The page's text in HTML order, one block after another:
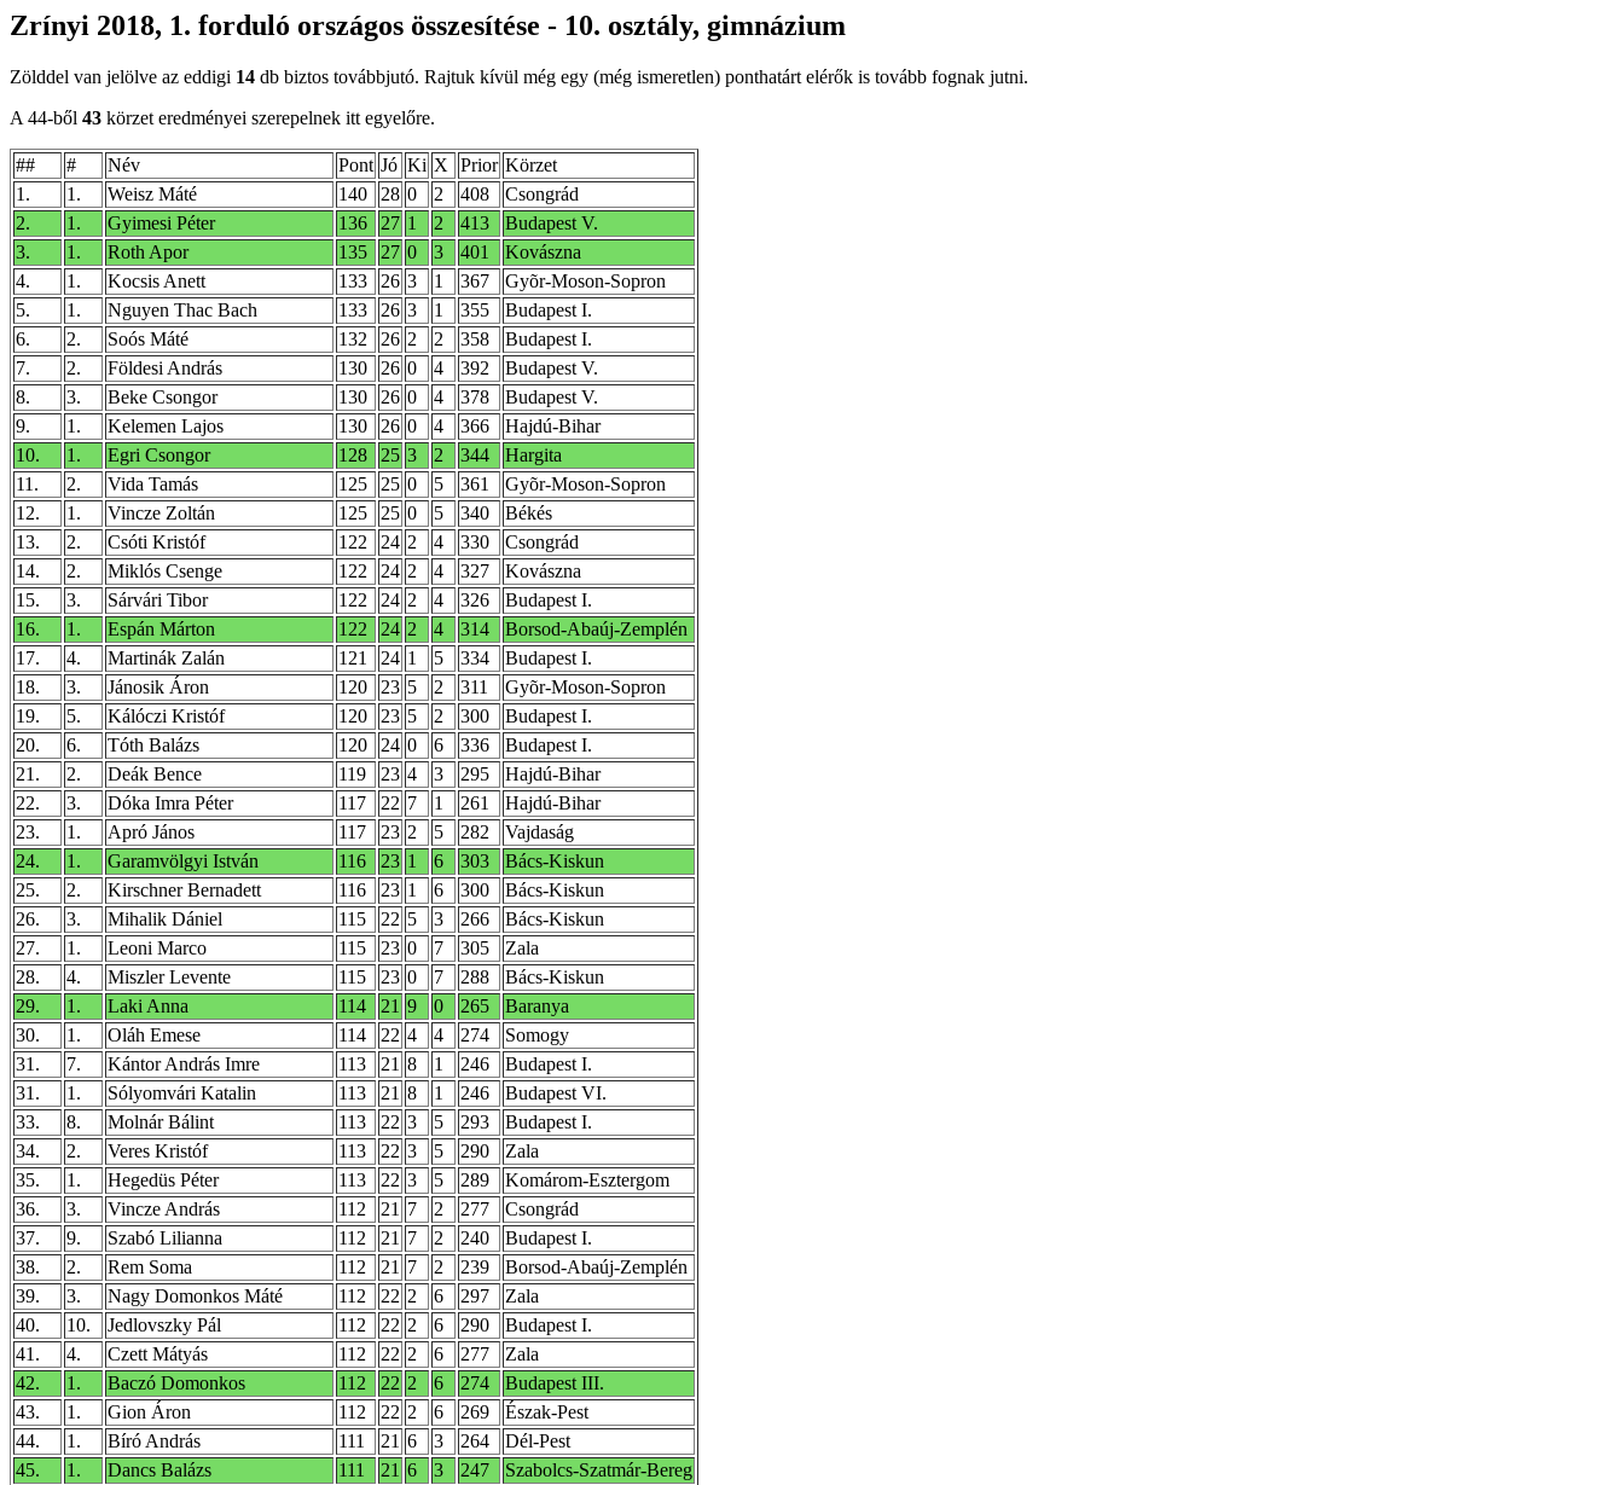
Zrínyi 2018, 1. forduló országos összesítése - 10. osztály, gimnázium
Zölddel van jelölve az eddigi 14 db biztos továbbjutó. Rajtuk kívül még egy (még ismeretlen) ponthatárt elérők is tovább fognak jutni.
A 44-ből 43 körzet eredményei szerepelnek itt egyelőre.
## # Név Pont Jó Ki X Prior Körzet
1.
1. Weisz Máté 140 28 0 2 408
Csongrád
2.
1. Gyimesi Péter 136 27 1 2 413
Budapest V.
3.
1. Roth Apor 135 27 0 3 401
Kovászna
4.
1. Kocsis Anett 133 26 3 1 367
Gyõr-Moson-Sopron
5.
1. Nguyen Thac Bach 133 26 3 1 355
Budapest I.
6.
2. Soós Máté 132 26 2 2 358
Budapest I.
7.
2. Földesi András 130 26 0 4 392
Budapest V.
8.
3. Beke Csongor 130 26 0 4 378
Budapest V.
9.
1. Kelemen Lajos 130 26 0 4 366
Hajdú-Bihar
10.
1. Egri Csongor 128 25 3 2 344
Hargita
11.
2. Vida Tamás 125 25 0 5 361
Gyõr-Moson-Sopron
12.
1. Vincze Zoltán 125 25 0 5 340
Békés
13.
2. Csóti Kristóf 122 24 2 4 330
Csongrád
14.
2. Miklós Csenge 122 24 2 4 327
Kovászna
15.
3. Sárvári Tibor 122 24 2 4 326
Budapest I.
16.
1. Espán Márton 122 24 2 4 314
Borsod-Abaúj-Zemplén
17.
4. Martinák Zalán 121 24 1 5 334
Budapest I.
18.
3. Jánosik Áron 120 23 5 2 311
Gyõr-Moson-Sopron
19.
5. Kálóczi Kristóf 120 23 5 2 300
Budapest I.
20.
6. Tóth Balázs 120 24 0 6 336
Budapest I.
21.
2. Deák Bence 119 23 4 3 295
Hajdú-Bihar
22.
3. Dóka Imra Péter 117 22 7 1 261
Hajdú-Bihar
23.
1. Apró János 117 23 2 5 282
Vajdaság
24.
1. Garamvölgyi István 116 23 1 6 303
Bács-Kiskun
25.
2. Kirschner Bernadett 116 23 1 6 300
Bács-Kiskun
26.
3. Mihalik Dániel 115 22 5 3 266
Bács-Kiskun
27.
1. Leoni Marco 115 23 0 7 305
Zala
28.
4. Miszler Levente 115 23 0 7 288
Bács-Kiskun
29.
1. Laki Anna 114 21 9 0 265
Baranya
30.
1. Oláh Emese 114 22 4 4 274
Somogy
31.
7. Kántor András Imre 113 21 8 1 246
Budapest I.
31.
1. Sólyomvári Katalin 113 21 8 1 246
Budapest VI.
33.
8. Molnár Bálint 113 22 3 5 293
Budapest I.
34.
2. Veres Kristóf 113 22 3 5 290
Zala
35.
1. Hegedüs Péter 113 22 3 5 289
Komárom-Esztergom
36.
3. Vincze András 112 21 7 2 277
Csongrád
37.
9. Szabó Lilianna 112 21 7 2 240
Budapest I.
38.
2. Rem Soma 112 21 7 2 239
Borsod-Abaúj-Zemplén
39.
3. Nagy Domonkos Máté 112 22 2 6 297
Zala
40.
10. Jedlovszky Pál 112 22 2 6 290
Budapest I.
41.
4. Czett Mátyás 112 22 2 6 277
Zala
42.
1. Baczó Domonkos 112 22 2 6 274
Budapest III.
43.
1. Gion Áron 112 22 2 6 269
Észak-Pest
44.
1. Bíró András 111 21 6 3 264
Dél-Pest
45.
1. Dancs Balázs 111 21 6 3 247
Szabolcs-Szatmár-Bereg